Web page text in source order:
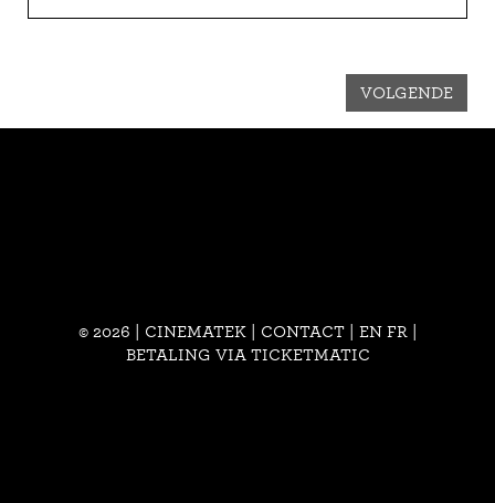
VOLGENDE
© 2026 | CINEMATEK | CONTACT| EN FR
BETALING VIA TICKETMATIC